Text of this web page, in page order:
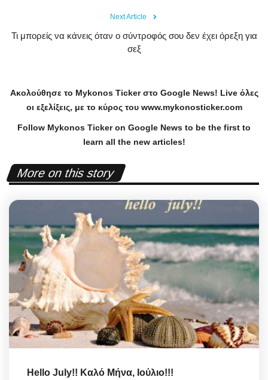
Next Article
Τι μπορείς να κάνεις όταν ο σύντροφός σου δεν έχει όρεξη για
σεξ
Ακολούθησε το Mykonos Tickerστο Google News! Liveόλες
οι εξελίξεις, με το κύρος του www.mykonosticker.com
Follow Mykonos Ticker on Google News to be the first to
learn all the new articles!
More on this story
Hello July!! Καλό Μήνα, Ιούλιο!!!